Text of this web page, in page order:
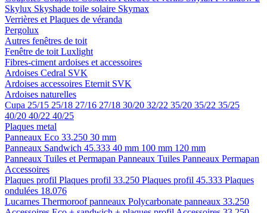
Skylux Skyshade toile solaire Skymax
Verrières et Plaques de véranda
Pergolux
Autres fenêtres de toit
Fenêtre de toit Luxlight
Fibres-ciment ardoises et accessoires
Ardoises Cedral SVK
Ardoises accessoires Eternit SVK
Ardoises naturelles
Cupa 25/15 25/18 27/16 27/18 30/20 32/22 35/20 35/22 35/25
40/20 40/22 40/25
Plaques metal
Panneaux Eco 33.250 30 mm
Panneaux Sandwich 45.333 40 mm 100 mm 120 mm
Panneaux Tuiles et Permapan Panneaux Tuiles Panneaux Permapan
Accessoires
Plaques profil Plaques profil 33.250 Plaques profil 45.333 Plaques
ondulées 18.076
Lucarnes Thermoroof panneaux Polycarbonate panneaux 33.250